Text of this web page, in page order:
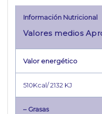
Información Nutricional
Valores medios
Valor energético
510Kcal/ 2132 KJ
– Grasas